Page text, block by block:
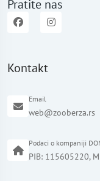
Pratite nas
Kontakt
Email
web@zooberza.rs
Podaci o kompaniji
PIB: 115605220,